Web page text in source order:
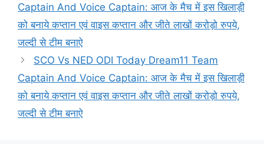
Captain And Voice Captain: आज के मैच में इस खिलाड़ी
को बनाये कप्तान एवं वाइस कप्तान और जीते लाखों करोड़ो रुपये,
जल्दी से टीम बनाऐ
SCO Vs NED ODI Today Dream11 Team
Captain And Voice Captain: आज के मैच में इस खिलाड़ी
को बनाये कप्तान एवं वाइस कप्तान और जीते लाखों करोड़ो रुपये,
जल्दी से टीम बनाऐ